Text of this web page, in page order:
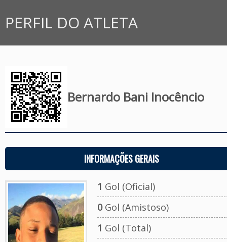
PERFIL DO ATLETA
Bernardo Bani Inocêncio
INFORMAÇÕES GERAIS
1 Gol (Oficial)
0Gol (Amistoso)
1 Gol (Total)